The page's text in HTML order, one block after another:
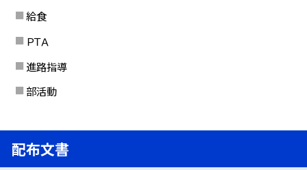
給食
ＰＴＡ
進路指導
部活動
配布文書